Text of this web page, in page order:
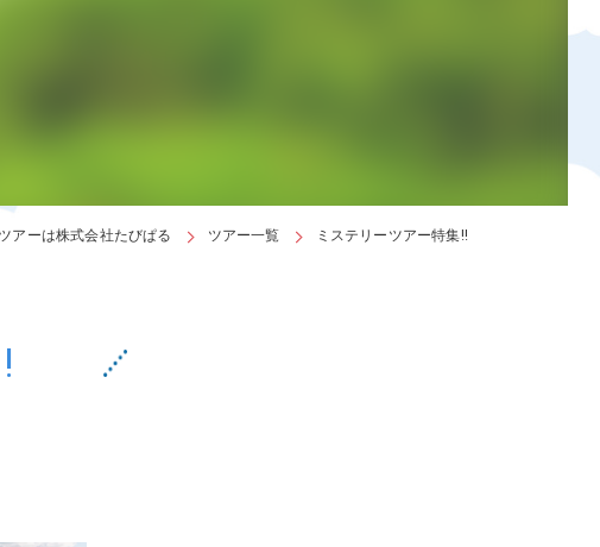
山エリア
アーは株式会社たびぱる ツアー一覧 ミステリーツアー特集!!
!!